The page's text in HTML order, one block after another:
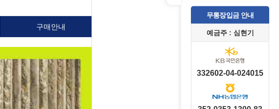
무통장입금 안내
예금주 : 심현기
332602-04-024015
구매안내